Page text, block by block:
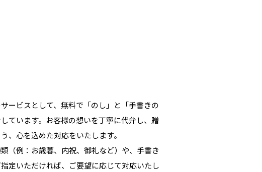
ービスとして、無料で「のし」と「手書きの
ています。お客様の想いを丁寧に代弁し、贈
、心を込めた対応をいたします。
（例：お歳暮、内祝、御礼など）や、手書き
定いただければ、ご要望に応じて対応いたし